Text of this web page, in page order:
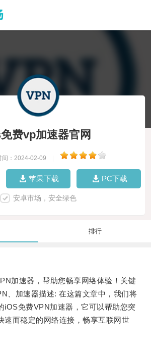
费vp加速器官网
间：2024-02-09
苹果下载 PC下载
安卓市场，安全绿色
排行
加速器，帮助您畅享网络体验！关键
、加速器描述: 在这篇文章中，我们将
iOS免费VPN加速器，它可以帮助您突
速而稳定的网络连接，畅享互联网世